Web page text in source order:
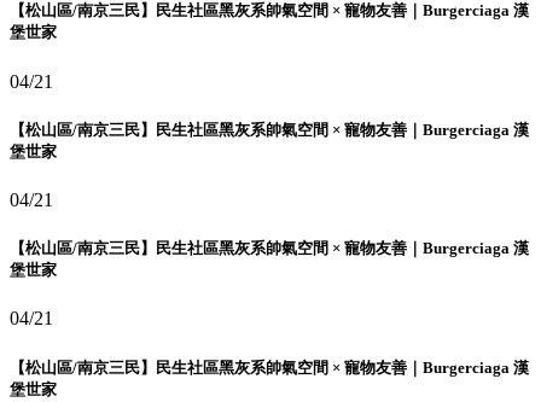
【松山區/南京三民】民生社區黑灰系帥氣空間 × 寵物友善｜Burgerciaga 漢
堡世家
04/21
【松山區/南京三民】民生社區黑灰系帥氣空間 × 寵物友善｜Burgerciaga 漢
堡世家
04/21
【松山區/南京三民】民生社區黑灰系帥氣空間 × 寵物友善｜Burgerciaga 漢
堡世家
04/21
【松山區/南京三民】民生社區黑灰系帥氣空間 × 寵物友善｜Burgerciaga 漢
堡世家